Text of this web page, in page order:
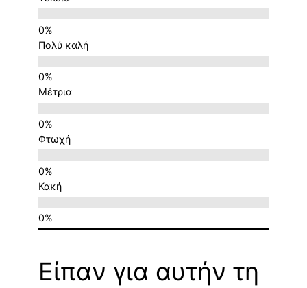
Πολύ καλή
Μέτρια
Φτωχή
Κακή
Είπαν για αυτήν τη